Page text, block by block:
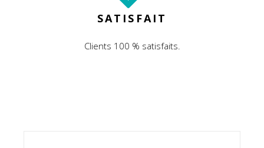
SATISFAIT
Clients 100 % satisfaits.